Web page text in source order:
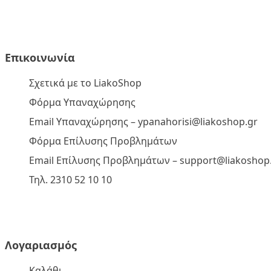
Επικοινωνία
Σχετικά με το LiakoShop
Φόρμα Υπαναχώρησης
Email Υπαναχώρησης –ypanahorisi@liakoshop.gr
Φόρμα Επίλυσης Προβλημάτων
Email Επίλυσης Προβλημάτων –
Τηλ. 2310 52 10 10
Λογαριασμός